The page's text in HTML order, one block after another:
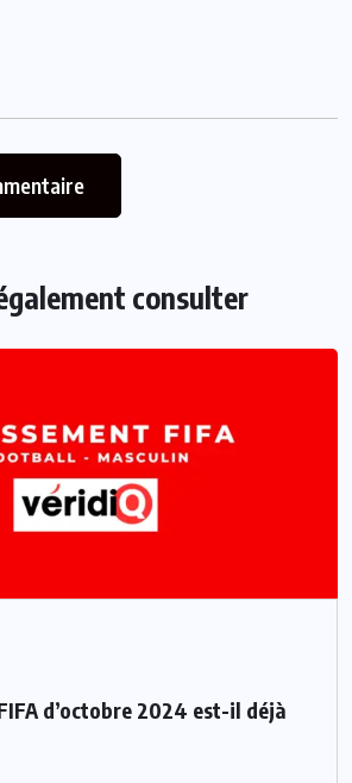
consulter
d’octobre 2024 est-il déjà